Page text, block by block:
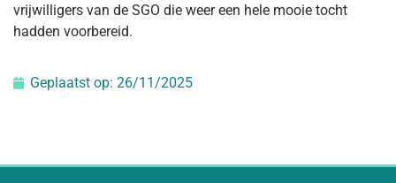
vrijwilligers van de SGO die weer een hele mooie tocht
hadden voorbereid.
Geplaatst op: 26/11/2025